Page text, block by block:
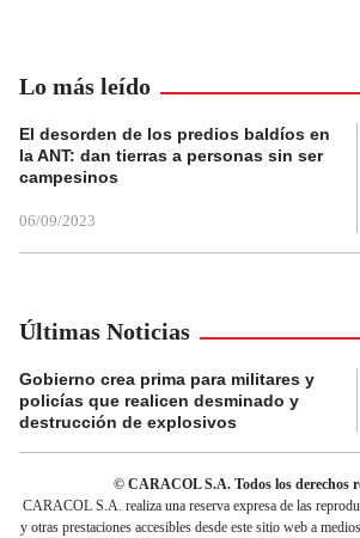
Lo más leído
El desorden de los predios baldíos en
la ANT: dan tierras a personas sin ser
campesinos
06/09/2023
Últimas Noticias
Gobierno crea prima para militares y
policías que realicen desminado y
destrucción de explosivos
© CARACOL S.A. Todos los derechos
CARACOL S.A. realiza una reserva expresa de las
y otras prestaciones accesibles desde este sitio web a